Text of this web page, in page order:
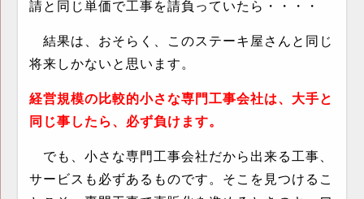
請と同じ単価で工事を請負っていたら・・・・
結果は、おそらく、このステーキ屋さんと同じ
将来しかないと思います。
経営規模の比較的小さな専門工事会社は、大手と
同じ事したら、必ず負けます。
でも、小さな専門工事会社だから出来る工事、
サービスも必ずあるものです。そこを見つけるこ